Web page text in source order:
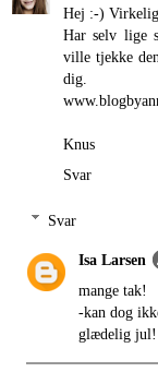
Hej :-)
Har selv lige
ville tjekke
dig.
Knus
Svar
Svar
Isa Larsen
mange tak!
-kan dog
glædelig jul!